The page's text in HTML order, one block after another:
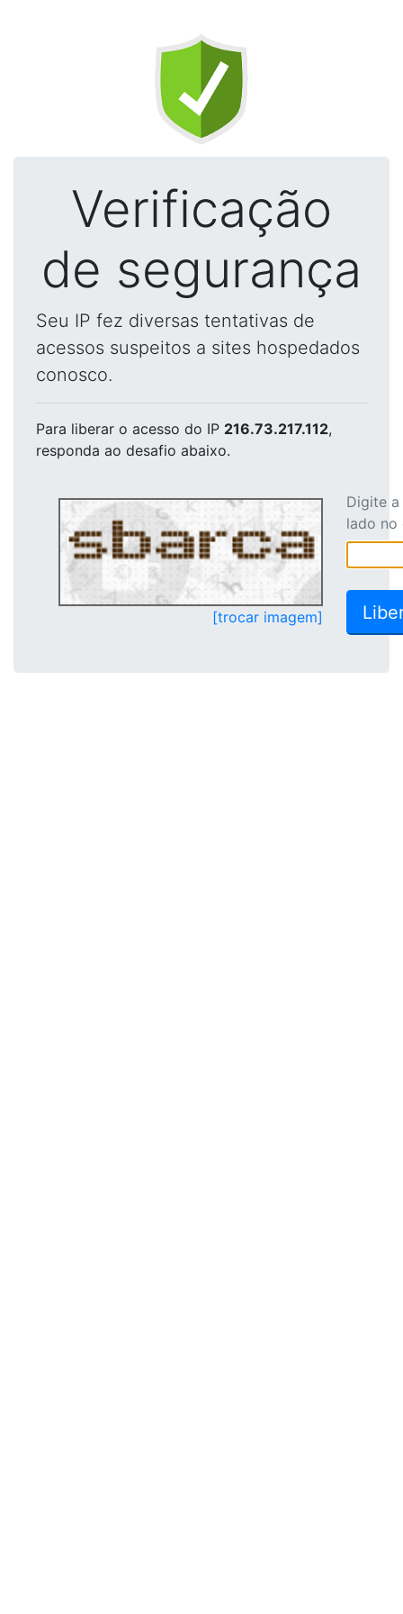
Verificação
de segurança
Seu IP fez diversas tentativas de
acessos suspeitos a sites hospedados
conosco.
Para liberar o acesso do IP 216.73.217.112,
responda ao desafio abaixo.
[trocar imagem]
Digite
lado no